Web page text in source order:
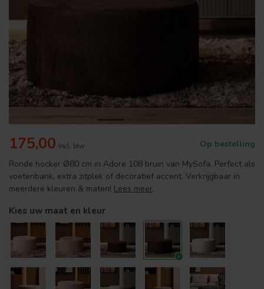
175,00 Incl. btw
Op bestelling
Ronde hocker Ø80 cm in Adore 108 bruin van MySofa. Perfect als
voetenbank, extra zitplek of decoratief accent. Verkrijgbaar in
meerdere kleuren & maten! Lees meer.
Kies uw maat en kleur